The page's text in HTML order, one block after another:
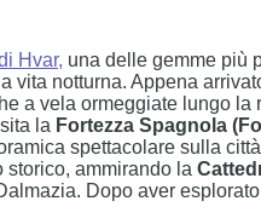
Hvar, una delle gemme più
vita notturna. Appena
a vela ormeggiate lungo
la Fortezza Spagnola
spettacolare sulla
storico, ammirando la
Dopo aver